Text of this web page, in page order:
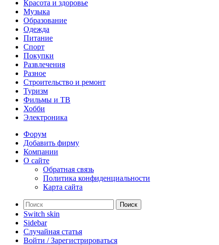
Красота и здоровье
Музыка
Образование
Одежда
Питание
Спорт
Покупки
Развлечения
Разное
Строительство и ремонт
Туризм
Фильмы и ТВ
Хобби
Электроника
Форум
Добавить фирму
Компании
О сайте
Обратная связь
Политика конфиденциальности
Карта сайта
Поиск
Switch skin
Sidebar
Случайная статья
Войти / Зарегистрироваться